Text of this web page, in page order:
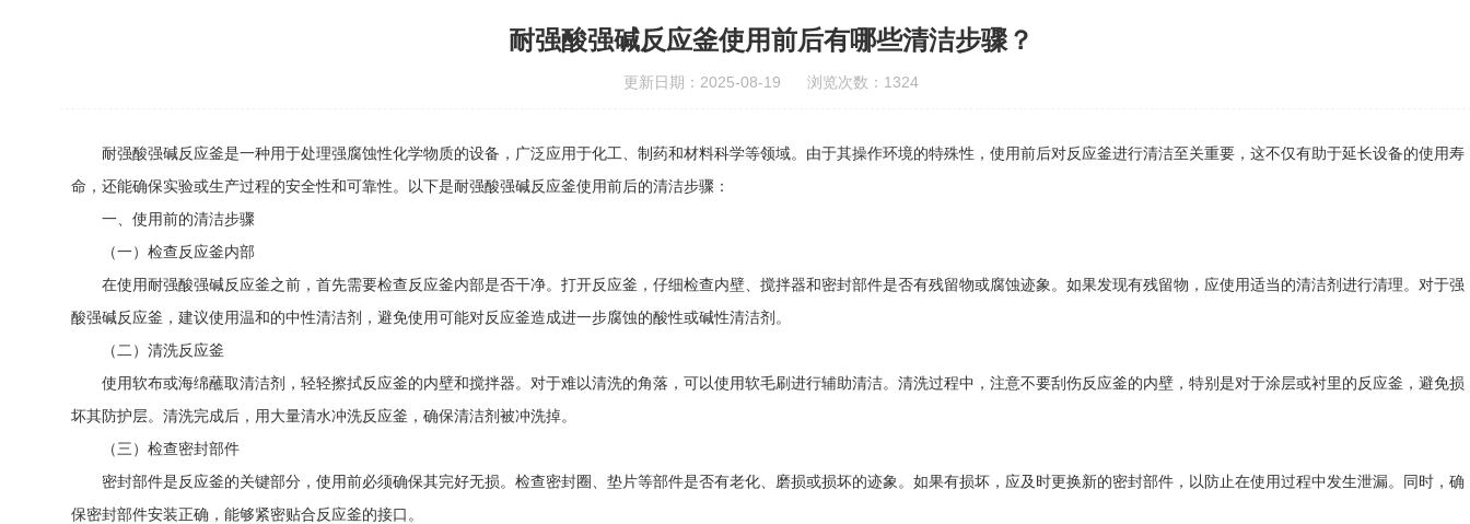
耐强酸强碱反应釜使用前后有哪些清洁步骤？
更新日期：2025-08-19 浏览次数：1324
耐强酸强碱反应釜是一种用于处理强腐蚀性化学物质的设备，广泛应用于化工、制药和材料科学等领域。由于其操作环境的特殊性，使用前后对反应釜进行清洁至关重要，这不仅有助于延长设备的使用寿
命，还能确保实验或生产过程的安全性和可靠性。以下是耐强酸强碱反应釜使用前后的清洁步骤：
一、使用前的清洁步骤
（一）检查反应釜内部
在使用耐强酸强碱反应釜之前，首先需要检查反应釜内部是否干净。打开反应釜，仔细检查内壁、搅拌器和密封部件是否有残留物或腐蚀迹象。如果发现有残留物，应使用适当的清洁剂进行清理。对于强
酸强碱反应釜，建议使用温和的中性清洁剂，避免使用可能对反应釜造成进一步腐蚀的酸性或碱性清洁剂。
（二）清洗反应釜
使用软布或海绵蘸取清洁剂，轻轻擦拭反应釜的内壁和搅拌器。对于难以清洗的角落，可以使用软毛刷进行辅助清洁。清洗过程中，注意不要刮伤反应釜的内壁，特别是对于涂层或衬里的反应釜，避免损
坏其防护层。清洗完成后，用大量清水冲洗反应釜，确保清洁剂被冲洗掉。
（三）检查密封部件
密封部件是反应釜的关键部分，使用前必须确保其完好无损。检查密封圈、垫片等部件是否有老化、磨损或损坏的迹象。如果有损坏，应及时更换新的密封部件，以防止在使用过程中发生泄漏。同时，确
保密封部件安装正确，能够紧密贴合反应釜的接口。